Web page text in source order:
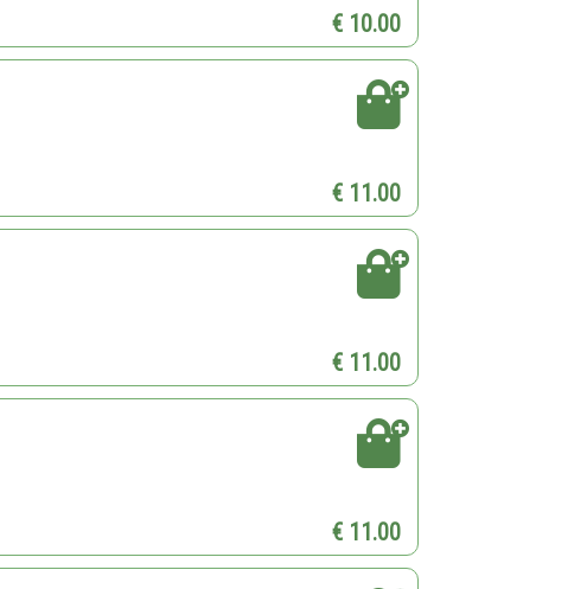
€ 10.00
€ 11.00
€ 11.00
€ 11.00